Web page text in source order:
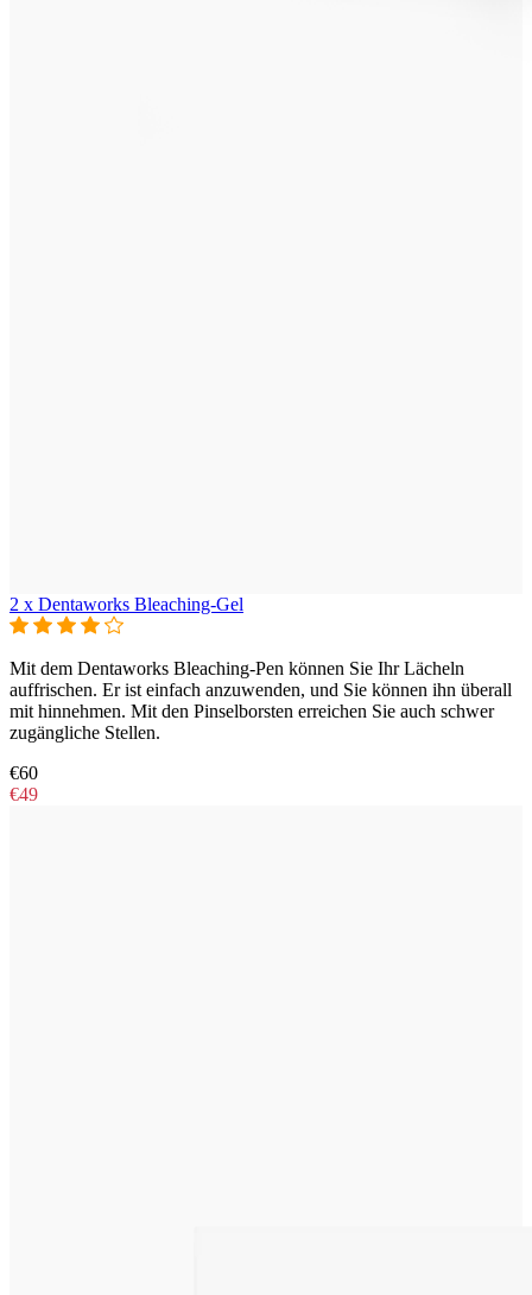
2 x Dentaworks Bleaching-Gel
Mit dem Dentaworks Bleaching-Pen können Sie Ihr Lächeln
auffrischen. Er ist einfach anzuwenden, und Sie können ihn überall
mit hinnehmen. Mit den Pinselborsten erreichen Sie auch schwer
zugängliche Stellen.
€60
€49